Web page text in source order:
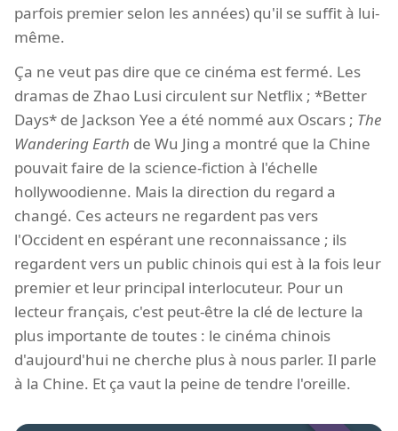
parfois premier selon les années) qu'il se suffit à lui-
même.
Ça ne veut pas dire que ce cinéma est fermé. Les
dramas de Zhao Lusi circulent sur Netflix ; *Better
Days* de Jackson Yee a été nommé aux Oscars ; The
Wandering Earth de Wu Jing a montré que la Chine
pouvait faire de la science-fiction à l'échelle
hollywoodienne. Mais la direction du regard a
changé. Ces acteurs ne regardent pas vers
l'Occident en espérant une reconnaissance ; ils
regardent vers un public chinois qui est à la fois leur
premier et leur principal interlocuteur. Pour un
lecteur français, c'est peut-être la clé de lecture la
plus importante de toutes : le cinéma chinois
d'aujourd'hui ne cherche plus à nous parler. Il parle
à la Chine. Et ça vaut la peine de tendre l'oreille.